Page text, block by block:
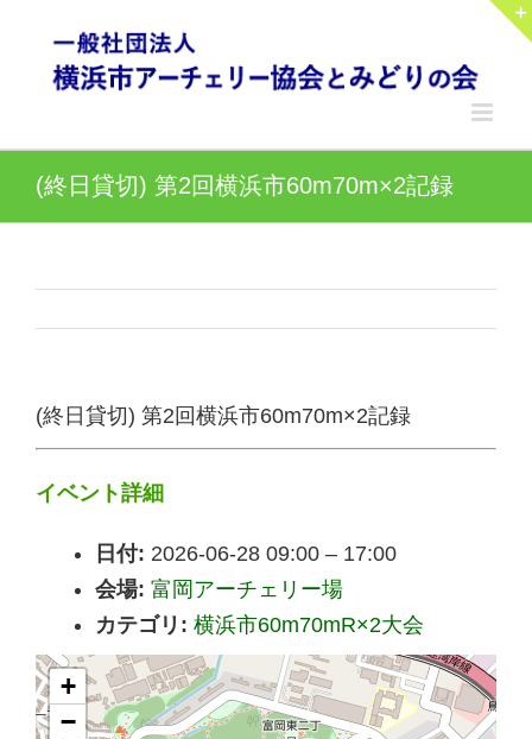
content
(終日貸切) 第2回横浜市60m70m×2記録
(終日貸切) 第2回横浜市60m70m×2記録
イベント詳細
日付: 2026-06-28 09:00 – 17:00
会場: 富岡アーチェリー場
カテゴリ: 横浜市60m70mR×2大会
+
−